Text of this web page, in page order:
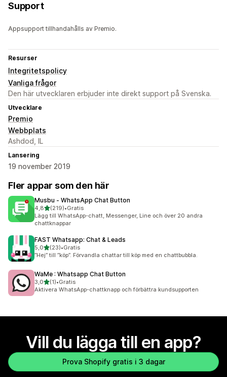
Support
Appsupport tillhandahålls av Premio.
Resurser
Integritetspolicy
Vanliga frågor
Den här utvecklaren erbjuder inte direkt support på Svenska.
Utvecklare
Premio
Webbplats
Ashdod, IL
Lansering
19 november 2019
Fler appar som den här
Musbu ‑ WhatsApp Chat Button
4,8av 5 stjärnor
(219)
219 recensioner totalt
•Gratis
Lägg till WhatsApp-chatt, Messenger, Line och över 20 andra
chattknappar
FAST Whatsapp: Chat & Leads
5,0av 5 stjärnor
(23)
23 recensioner totalt
•Gratis
”Hej” till ”köp”. Förvandla chattar till köp med en chattbubbla.
WaMe : Whatsapp Chat Button
3,0av 5 stjärnor
(1)
1 recensioner totalt
•Gratis
Aktivera WhatsApp-chattknapp och förbättra kundsupporten
Vill du lägga till en app?
Prova Shopify gratis i 3 dagar